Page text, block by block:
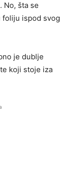
No, šta se
foliju ispod svog
je dublje
koji stoje iza